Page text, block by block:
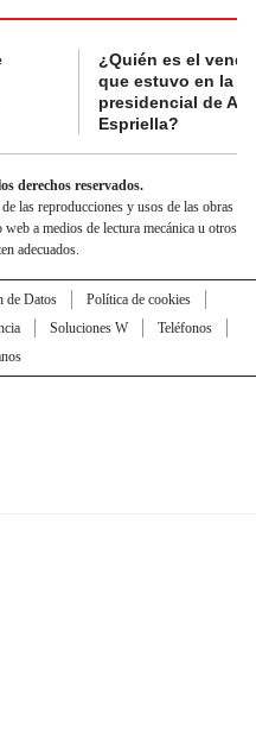
¿Quién es el
que estuvo en la
presidencial de
Espriella?
derechos reservados.
las reproducciones y usos de las obras
a medios de lectura mecánica u otros
adecuados.
de Datos
Política de cookies
Soluciones W
Teléfonos